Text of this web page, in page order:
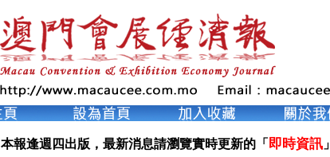
本報逢週四出版，最新消息請瀏覽實時更新的「 即時資訊」